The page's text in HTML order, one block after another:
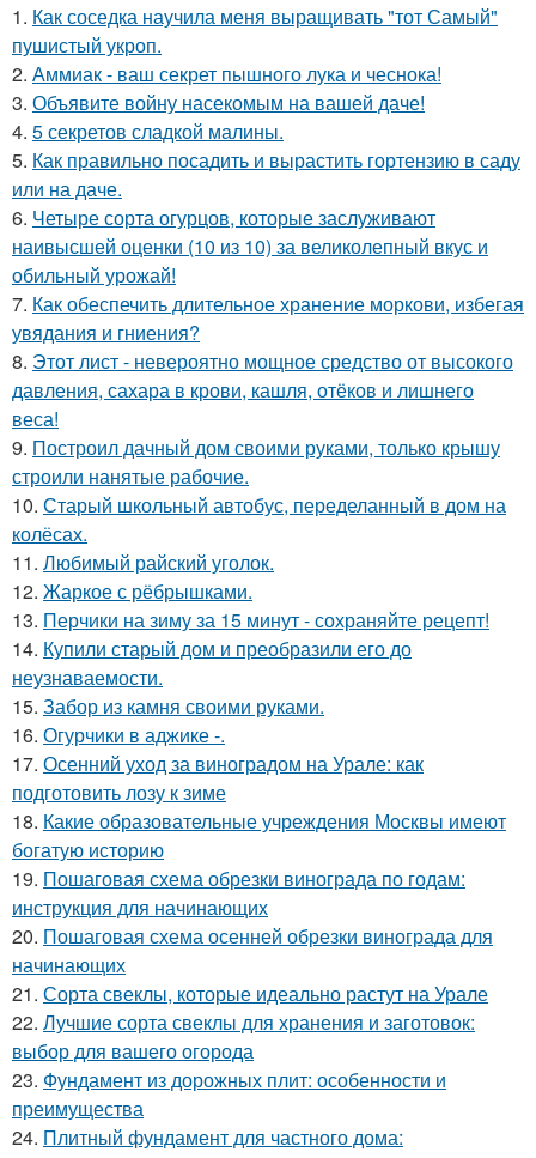
1. Как соседка научила меня выращивать "тот Самый"
пушистый укроп.
2. Аммиак - ваш секрет пышного лука и чеснока!
3. Объявите войну насекомым на вашей даче!
4. 5 секретов сладкой малины.
5. Как правильно посадить и вырастить гортензию в саду
или на даче.
6. Четыре сорта огурцов, которые заслуживают
наивысшей оценки (10 из 10) за великолепный вкус и
обильный урожай!
7. Как обеспечить длительное хранение моркови, избегая
увядания и гниения?
8. Этот лист - невероятно мощное средство от высокого
давления, сахара в крови, кашля, отёков и лишнего
веса!
9. Построил дачный дом своими руками, только крышу
строили нанятые рабочие.
10. Старый школьный автобус, переделанный в дом на
колёсах.
11. Любимый райский уголок.
12. Жаркое с рёбрышками.
13. Перчики на зиму за 15 минут - сохраняйте рецепт!
14. Купили старый дом и преобразили его до
неузнаваемости.
15. Забор из камня своими руками.
16. Огурчики в аджике -.
17. Осенний уход за виноградом на Урале: как
подготовить лозу к зиме
18. Какие образовательные учреждения Москвы имеют
богатую историю
19. Пошаговая схема обрезки винограда по годам:
инструкция для начинающих
20. Пошаговая схема осенней обрезки винограда для
начинающих
21. Сорта свеклы, которые идеально растут на Урале
22. Лучшие сорта свеклы для хранения и заготовок:
выбор для вашего огорода
23. Фундамент из дорожных плит: особенности и
преимущества
24. Плитный фундамент для частного дома: